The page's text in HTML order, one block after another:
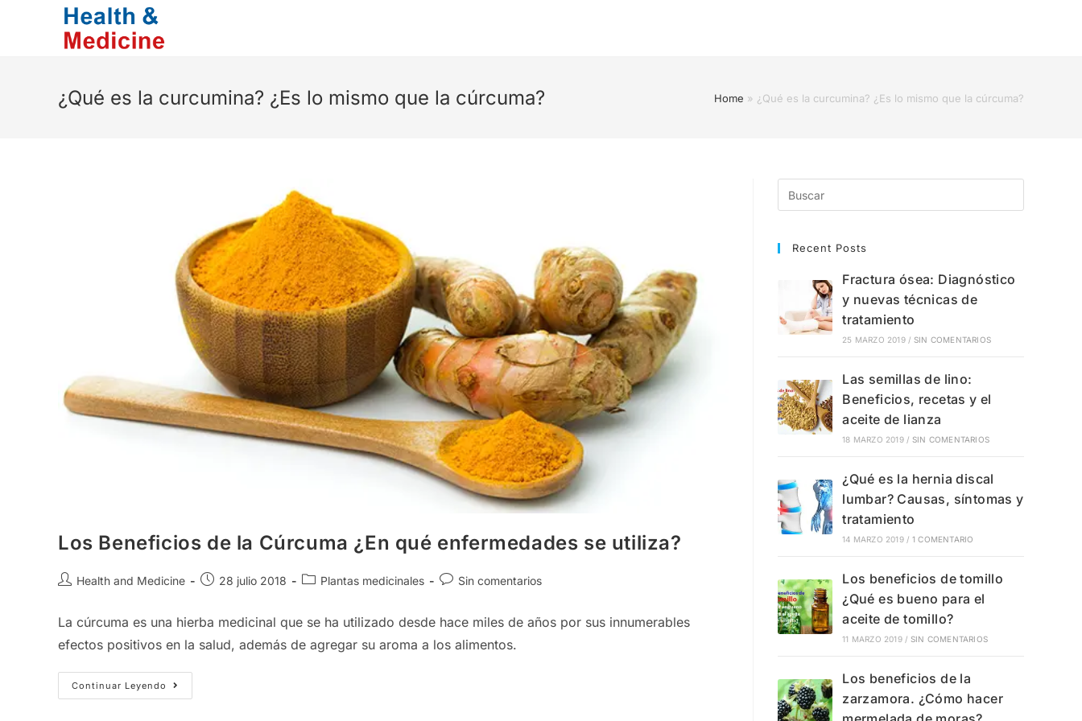
¿Qué es la curcumina? ¿Es lo mismo que la cúrcuma? Home » ¿Qué es la curcumina? ¿Es lo mismo que la cúrcuma?
Los Beneficios de la Cúrcuma ¿En qué enfermedades se utiliza?
Autor
entrada:
Health and Medicine
Publicación
entrada:
28 julio 2018
Categoría
entrada:
Plantas medicinales
Comentarios
entrada:
Sin comentarios
La cúrcuma es una hierba medicinal que se ha utilizado desde hace miles de años por sus innumerables
efectos positivos en la salud, además de agregar su aroma a los alimentos.
Continuar Leyendo
Los
Beneficios
Recent Posts
Fractura ósea: Diagnóstico
y nuevas técnicas de
tratamiento
25 MARZO 2019 / SIN COMENTARIOS
Las semillas de lino:
Beneficios, recetas y el
aceite de lianza
18 MARZO 2019 / SIN COMENTARIOS
¿Qué es la hernia discal
lumbar? Causas, síntomas y
tratamiento
14 MARZO 2019 / 1 COMENTARIO
Los beneficios de tomillo
¿Qué es bueno para el
aceite de tomillo?
11 MARZO 2019 / SIN COMENTARIOS
Los beneficios de la
zarzamora. ¿Cómo hacer